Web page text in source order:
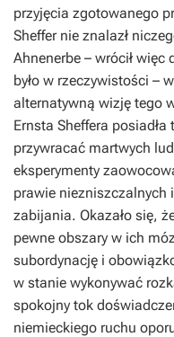
przyjęcia zgotowanego
Sheffer nie znalazł
Ahnenerbe – wrócił
było w rzeczywistości – w
alternatywną wizję tego
Ernsta Sheffera
przywracać martwych
eksperymenty
prawie niezniszczalnych
zabijania. Okazało się,
pewne obszary w ich
subordynację i
w stanie wykonywać
spokojny tok
niemieckiego ruchu